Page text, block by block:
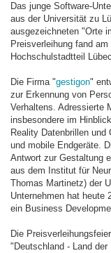
Das junge Software-
aus der Universität zu
ausgezeichneten "Orte
Preisverleihung fand
Hochschulstadtteil
Die Firma "gestigon"
zur Erkennung von
Verhaltens. Adressierte
insbesondere im
Reality Datenbrillen und
und mobile Endgeräte.
Antwort zur Gestaltung
aus dem Institut für
Thomas Martinetz) der
Unternehmen hat heute
ein Business
Die
"Deutschland - Land